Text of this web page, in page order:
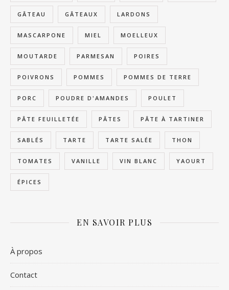
GÂTEAU GÂTEAUX LARDONS
MASCARPONE MIEL MOELLEUX
MOUTARDE PARMESAN POIRES
POIVRONS POMMES POMMES DE TERRE
PORC POUDRE D'AMANDES POULET
PÂTE FEUILLETÉE PÂTES PÂTE À TARTINER
SABLÉS TARTE TARTE SALÉE THON
TOMATES VANILLE VIN BLANC YAOURT
ÉPICES
EN SAVOIR PLUS
À propos
Contact